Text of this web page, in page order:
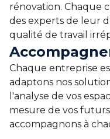
rénovation. Chaque
des experts de leur
qualité de travail
Chaque entreprise
adaptons nos
l'analyse de vos
mesure de vos
accompagnons à